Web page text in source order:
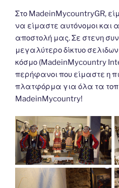
Στο MadeinMycountryGR,
να είμαστε αυτόνομοι και
αποστολή μας. Σε στενη
μεγαλύτερο δίκτυο σελιδων
κόσμο (MadeinMycountry
περήφανοι που είμαστε η
πλατφόρμα για όλα τα
MadeinMycountry!